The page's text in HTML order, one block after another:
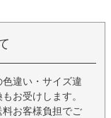
違い・サイズ違
お受けします。
お客様負担でご